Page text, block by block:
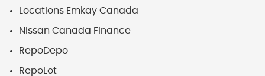
Locations Emkay Canada
Nissan Canada Finance
RepoDepo
RepoLot